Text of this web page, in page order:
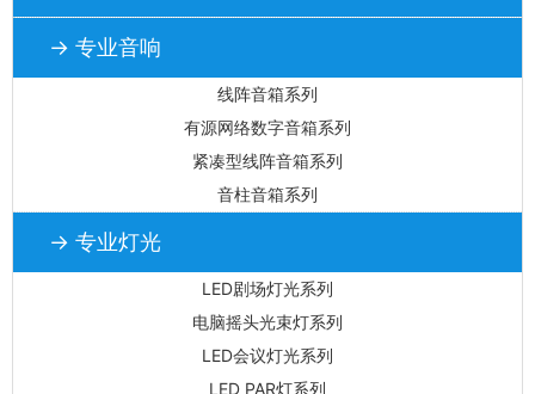
→ 专业音响
线阵音箱系列
有源网络数字音箱系列
紧凑型线阵音箱系列
音柱音箱系列
→ 专业灯光
LED剧场灯光系列
电脑摇头光束灯系列
LED会议灯光系列
LED PAR灯系列